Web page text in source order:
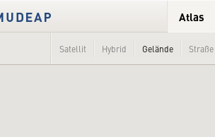
Atlas
Satellit Hybrid Gelände Straße